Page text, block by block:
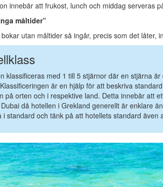
innebär att frukost, lunch och middag serveras
måltider”
utan måltider så ingår, precis som det låter,
klassificeras med 1 till 5 stjärnor där en stjärna
är en hjälp för att beskriva
på orten och i respektive land. Detta innebär att
då hotellen i Grekland generellt är enklare
i standard och tänk på att hotellets standard